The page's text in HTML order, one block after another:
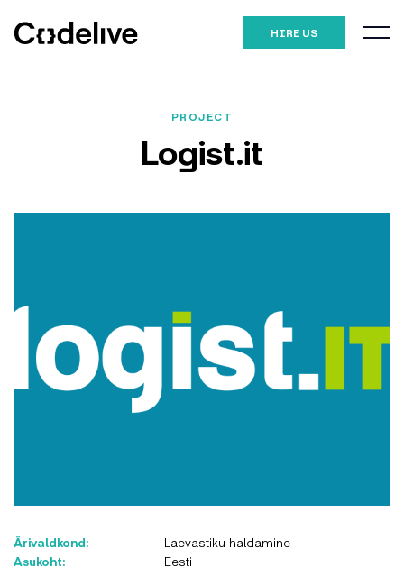
HIRE US
PROJECT
Logist.it
Ärivaldkond:
Laevastiku haldamine
Asukoht:
Eesti